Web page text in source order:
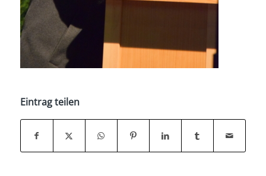
Eintrag teilen